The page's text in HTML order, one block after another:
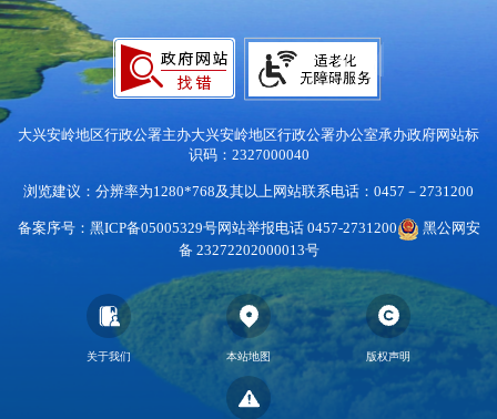
大兴安岭地区行政公署主办大兴安岭地区行政公署办公室承办政府网站标
识码：2327000040
浏览建议：分辨率为1280*768及其以上网站联系电话：0457－2731200
备案序号：黑ICP备05005329号网站举报电话 0457-2731200
黑公网安
备 23272202000013号
关于我们 本站地图 版权声明